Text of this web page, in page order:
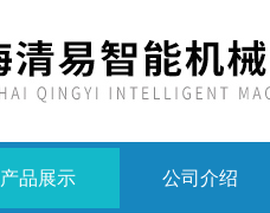
产品展示 公司介绍